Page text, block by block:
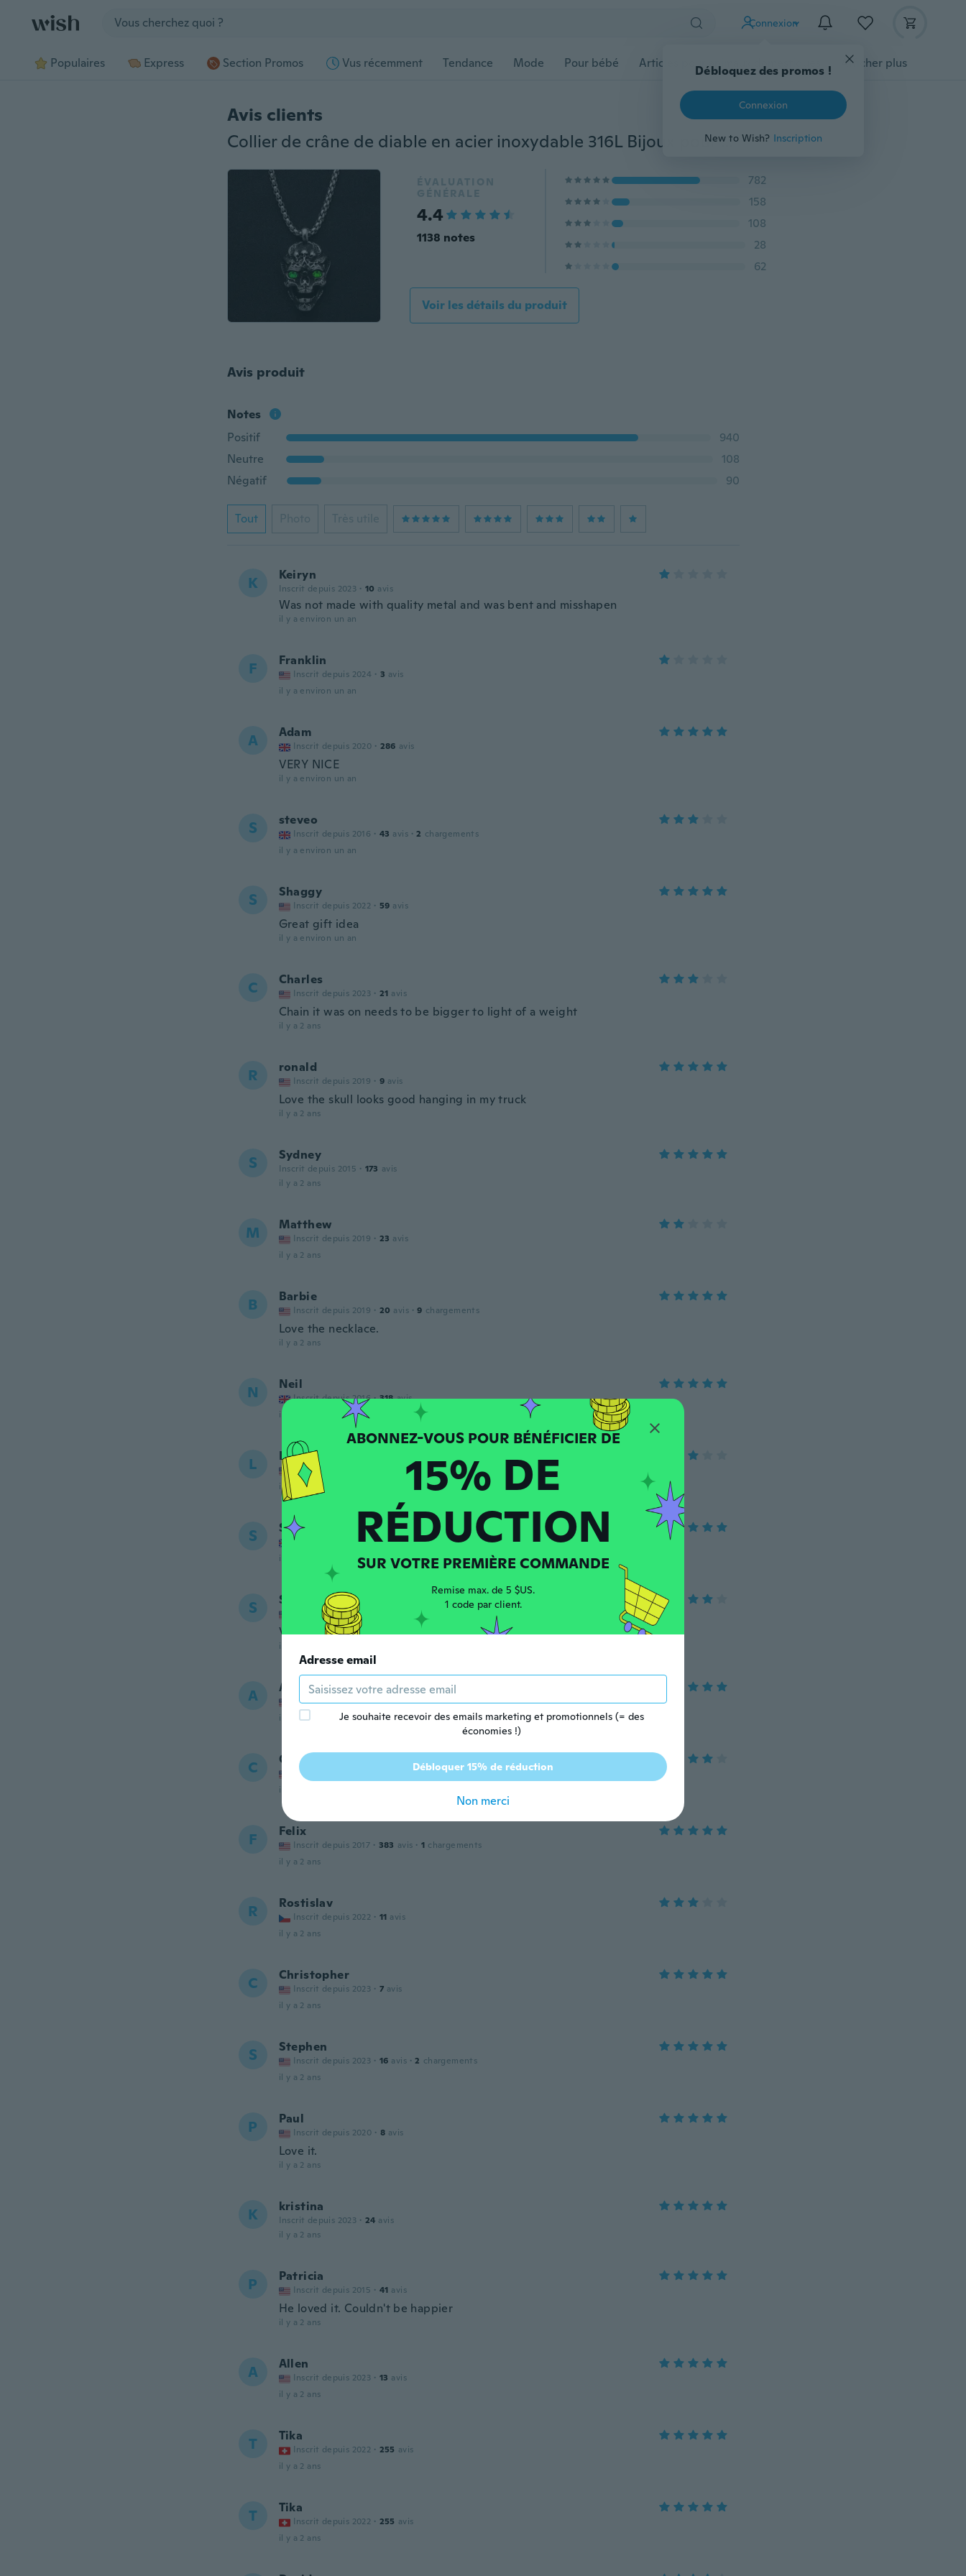
Connexion
Débloquez des promos !
Connexion
New to Wish? Inscription
Populaires Express Section Promos Vus récemment Tendance Mode Pour bébé Articles pour animaux domestiques Afficher plus
Avis clients
Collier de crâne de diable en acier inoxydable 316L Bijoux pour hommes Hip Hop
ÉVALUATION
GÉNÉRALE
4.4
1138 notes
782
158
108
28
62
Voir les détails du produit
Avis produit
Notes
Positif
940
Neutre
108
Négatif
90
Tout Photo Très utile
K Keiryn
Inscrit depuis 2023 · 10 avis
Was not made with quality metal and was bent and misshapen
il y a environ un an
F Franklin
Inscrit depuis 2024 · 3 avis
il y a environ un an
A Adam
Inscrit depuis 2020 · 286 avis
VERY NICE
il y a environ un an
S steveo
Inscrit depuis 2016 · 43 avis · 2 chargements
il y a environ un an
S Shaggy
Inscrit depuis 2022 · 59 avis
Great gift idea
il y a environ un an
C Charles
Inscrit depuis 2023 · 21 avis
Chain it was on needs to be bigger to light of a weight
il y a 2 ans
R ronald
Inscrit depuis 2019 · 9 avis
Love the skull looks good hanging in my truck
il y a 2 ans
S Sydney
Inscrit depuis 2015 · 173 avis
il y a 2 ans
M Matthew
Inscrit depuis 2019 · 23 avis
il y a 2 ans
B Barbie
Inscrit depuis 2019 · 20 avis · 9 chargements
Love the necklace.
il y a 2 ans
N Neil
Inscrit depuis 2016 · 318 avis
il y a 2 ans
L Lola
Inscrit depuis 2019
avis
il y a 2 ans
S Steve
Inscrit depuis 2019 · 58 avis
il y a 2 ans
S Shaggy
Inscrit depuis 2022
Very cool
il y a 2 ans
A Andrew j,
Inscrit depuis 2021 · 3 avis
il y a 2 ans
C Charrlez
Inscrit depuis 2017 3 chargements
il y a 2 ans
F Felix
Inscrit depuis 2017 · 383 avis · 1 chargements
il y a 2 ans
R Rostislav
Inscrit depuis 2022 · 11 avis
il y a 2 ans
C Christopher
Inscrit depuis 2023 · 7 avis
il y a 2 ans
S Stephen
Inscrit depuis 2023 · 16 avis · 2 chargements
il y a 2 ans
P Paul
Inscrit depuis 2020 · 8 avis
Love it.
il y a 2 ans
K kristina
Inscrit depuis 2023 · 24 avis
il y a 2 ans
P Patricia
Inscrit depuis 2015 · 41 avis
He loved it. Couldn't be happier
il y a 2 ans
A Allen
Inscrit depuis 2023 · 13 avis
il y a 2 ans
T Tika
Inscrit depuis 2022 · 255 avis
il y a 2 ans
T Tika
Inscrit depuis 2022 · 255 avis
il y a 2 ans
15% DE
RÉDUCTION
SUR VOTRE PREMIÈRE COMMANDE
Remise max. de 5 $US.
1 code par client.
Adresse email
Je souhaite recevoir des emails marketing et promotionnels (= des
économies !)
Débloquer 15% de réduction
Non merci